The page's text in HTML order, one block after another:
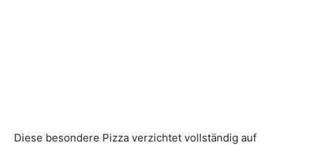
Diese besondere Pizza verzichtet vollständig auf